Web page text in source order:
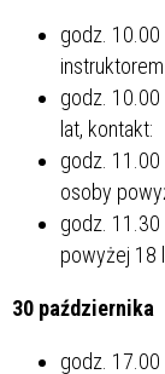
godz.
godz.
lat, kontakt:
godz. 11.00
osoby
godz. 11.30
powyżej 18
30 października
godz. 17.00